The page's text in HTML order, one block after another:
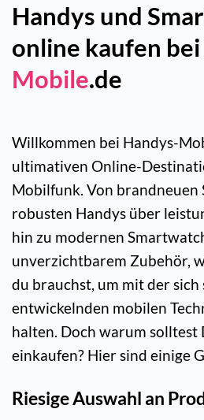
Handys und
online kaufen
Mobile.de
Willkommen bei Handys-
ultimativen Online-
Mobilfunk. Von brandneuen
robusten Handys über
hin zu modernen
unverzichtbarem Zubehör,
du brauchst, um mit der sich
entwickelnden mobilen
halten. Doch warum solltest
einkaufen? Hier sind einige
Riesige Auswahl an